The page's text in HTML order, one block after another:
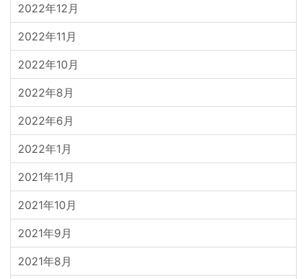
2022年12月
2022年11月
2022年10月
2022年8月
2022年6月
2022年1月
2021年11月
2021年10月
2021年9月
2021年8月